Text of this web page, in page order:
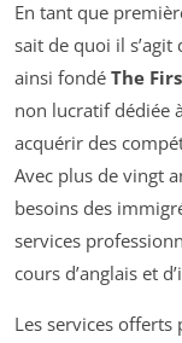
En tant que
sait de quoi il
ainsi fondé The
non lucratif dédiée
acquérir des
Avec plus de vingt
besoins des
services
cours d’anglais et
Les services